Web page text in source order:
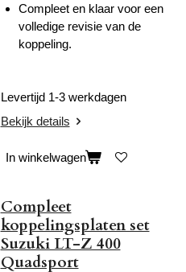
Compleet en klaar voor een
volledige revisie van de
koppeling.
Levertijd 1-3 werkdagen
Bekijk details
In winkelwagen
Compleet
koppelingsplaten set
Suzuki LT-Z 400
Quadsport